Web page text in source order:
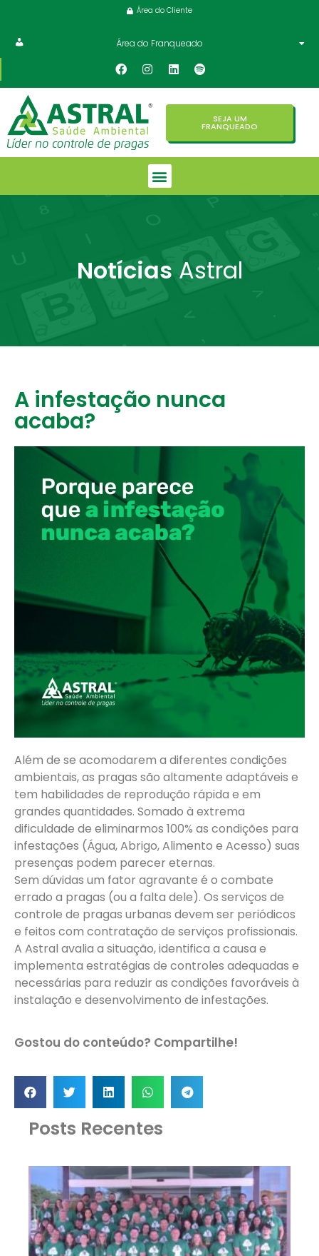
Área do Cliente
Área do Franqueado
SEJA UM
FRANQUEADO
Notícias Astral
A infestação nunca
acaba?
Além de se acomodarem a diferentes condições
ambientais, as pragas são altamente adaptáveis e
tem habilidades de reprodução rápida e em
grandes quantidades. Somado à extrema
dificuldade de eliminarmos 100% as condições para
infestações (Água, Abrigo, Alimento e Acesso) suas
presenças podem parecer eternas.
Sem dúvidas um fator agravante é o combate
errado a pragas (ou a falta dele). Os serviços de
controle de pragas urbanas devem ser periódicos
e feitos com contratação de serviços profissionais.
A Astral avalia a situação, identifica a causa e
implementa estratégias de controles adequadas e
necessárias para reduzir as condições favoráveis à
instalação e desenvolvimento de infestações.
Gostou do conteúdo? Compartilhe!
Posts Recentes